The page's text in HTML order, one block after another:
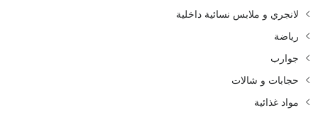
لانجري و ملابس نسائية داخلية
رياضة
جوارب
حجابات و شالات
مواد غذائية